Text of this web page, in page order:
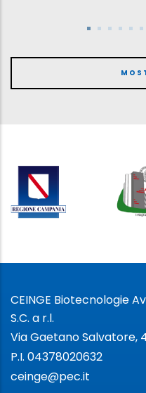
CEINGE Biotecnologie
S.C. a r.l.
Via Gaetano Salvatore,
P.I. 04378020632
ceinge@pec.it